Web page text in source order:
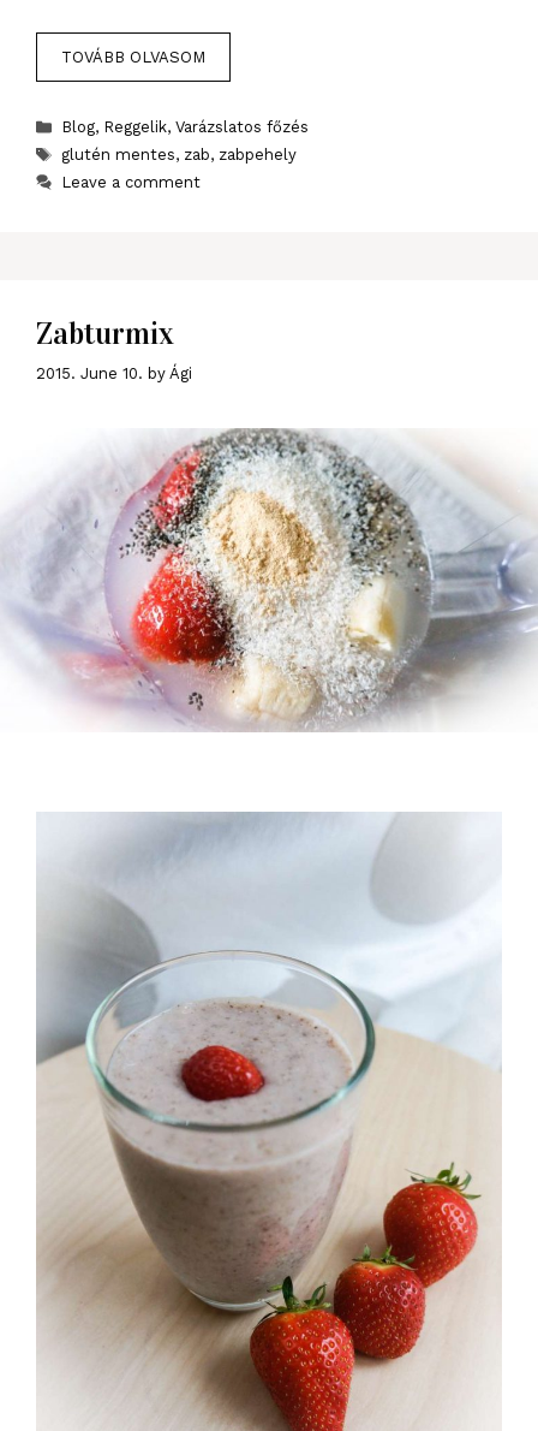
TOVÁBB OLVASOM
Categories
Blog, Reggelik, Varázslatos főzés
Tags
glutén mentes, zab, zabpehely
Leave a comment
Zabturmix
2015. June 10. by Ági